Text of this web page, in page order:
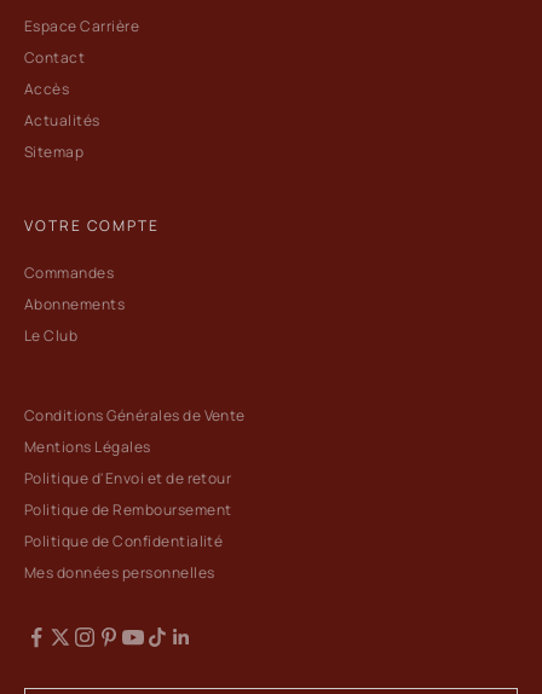
Espace Carrière
Contact
Accès
Actualités
Sitemap
VOTRE COMPTE
Commandes
Abonnements
Le Club
Conditions Générales de Vente
Mentions Légales
Politique d'Envoi et de retour
Politique de Remboursement
Politique de Confidentialité
Mes données personnelles